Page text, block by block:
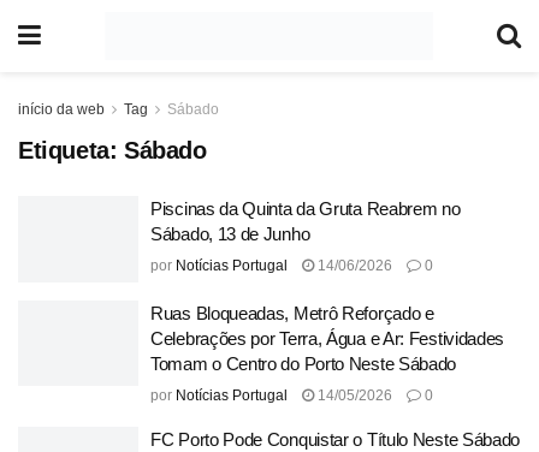
início da web Tag Sábado
Etiqueta: Sábado
Piscinas da Quinta da Gruta Reabrem no
Sábado, 13 de Junho
por Notícias Portugal 14/06/2026 0
Ruas Bloqueadas, Metrô Reforçado e
Celebrações por Terra, Água e Ar: Festividades
Tomam o Centro do Porto Neste Sábado
por Notícias Portugal 14/05/2026 0
FC Porto Pode Conquistar o Título Neste Sábado